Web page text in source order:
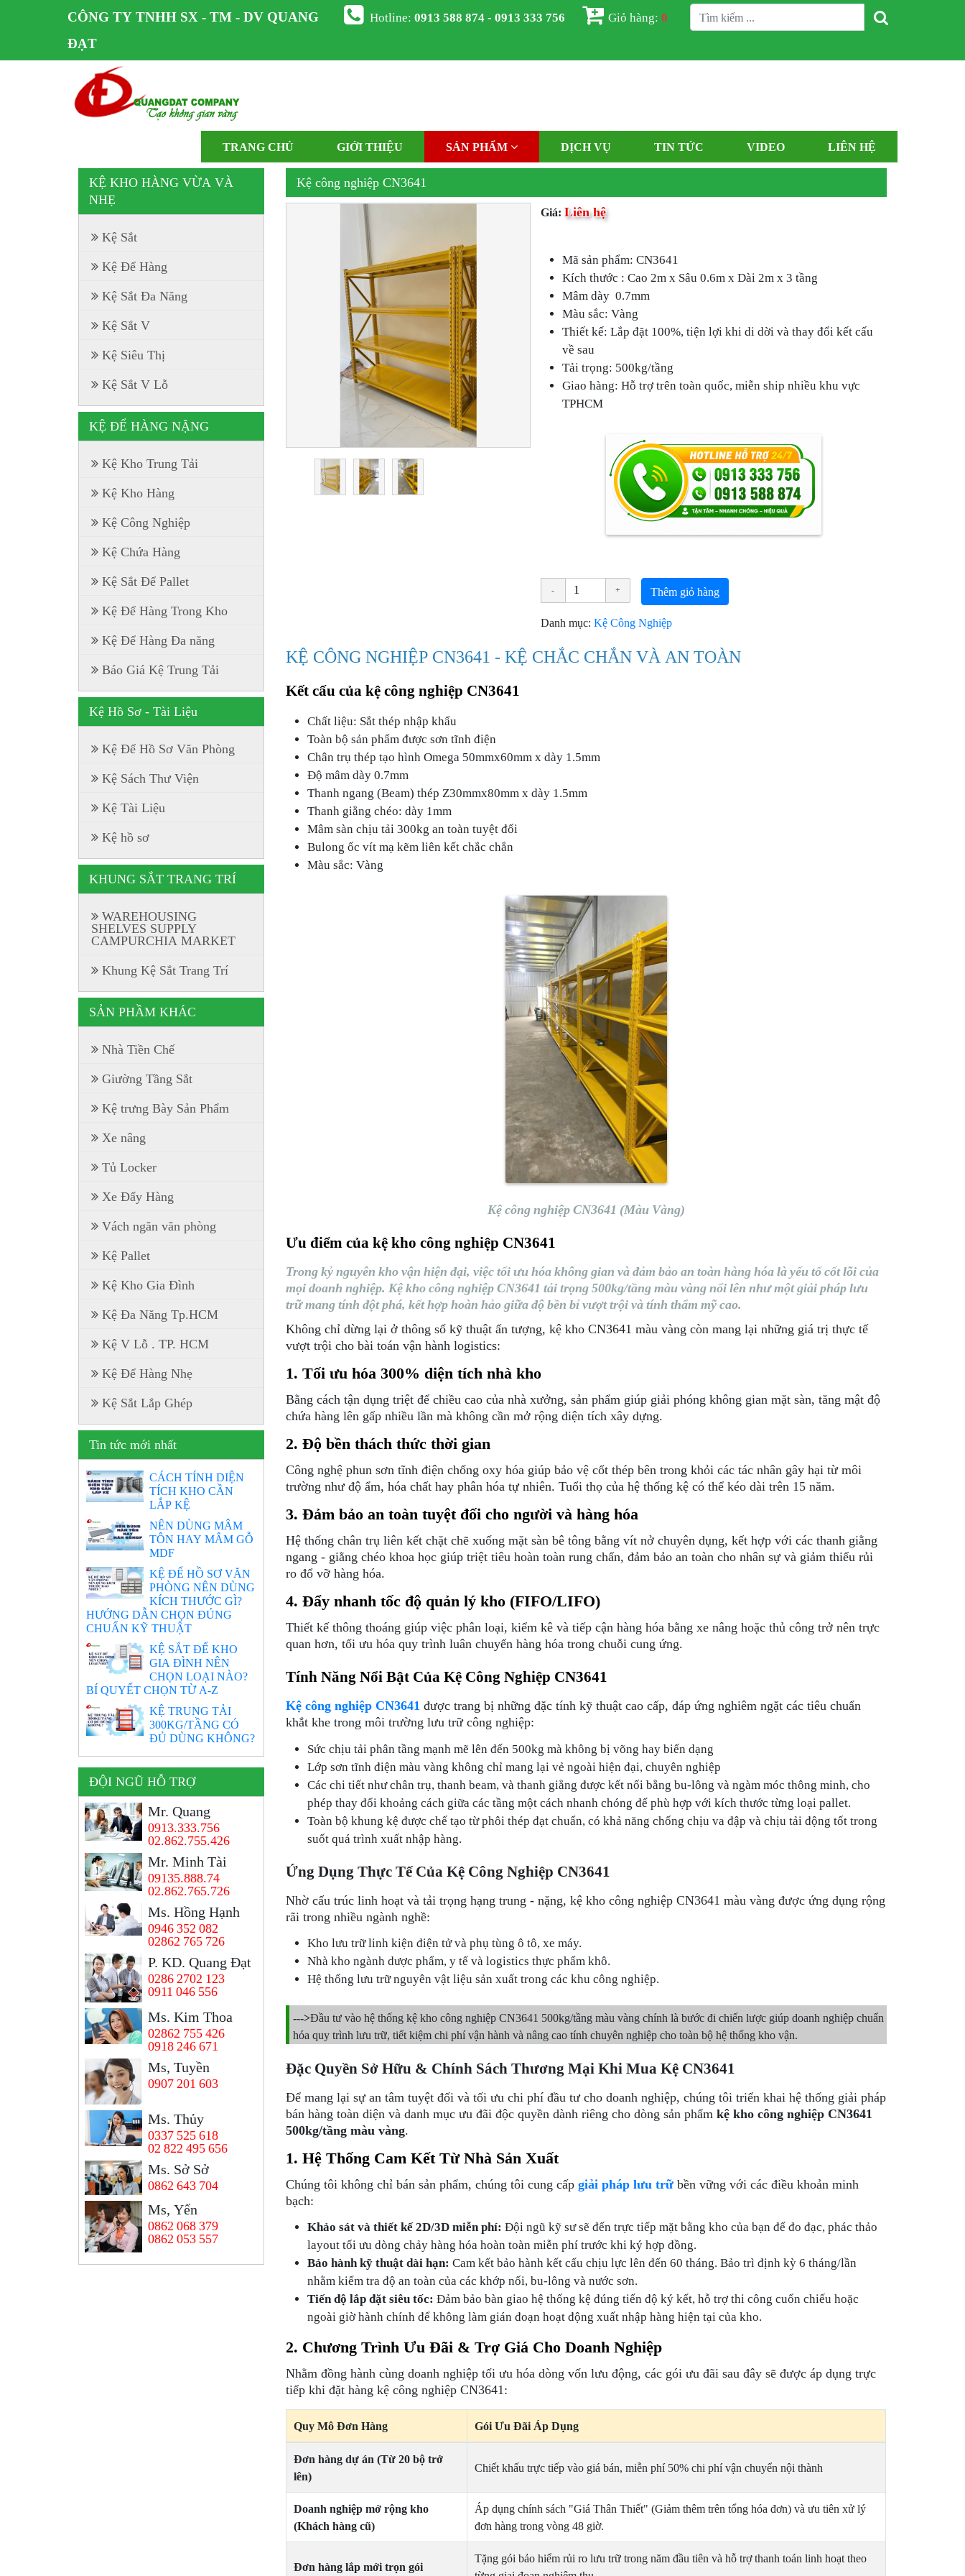
CÔNG TY TNHH SX - TM - DV QUANG
ĐẠT
Hotline:0913 588 874 - 0913 333 756 Giỏ hàng:0
TRANG CHỦ GIỚI THIỆU SẢN PHẨM DỊCH VỤ TIN TỨC VIDEO LIÊN HỆ
Kệ công nghiệp CN3641
Giá: Liên hệ
Mã sản phẩm: CN3641
Kích thước : Cao 2m x Sâu 0.6m x Dài 2m x 3 tầng
Mâm dày 0.7mm
Màu sắc: Vàng
Thiết kế: Lắp đặt 100%, tiện lợi khi di dời và thay đổi kết cấu
về sau
Tải trọng: 500kg/tầng
Giao hàng: Hỗ trợ trên toàn quốc, miễn ship nhiều khu vực
TPHCM
Thêm giỏ hàng
Danh mục: Kệ Công Nghiệp
KỆ CÔNG NGHIỆP CN3641 - KỆ CHẮC CHẮN VÀ AN TOÀN
Kết cấu của kệ công nghiệp CN3641
Chất liệu: Sắt thép nhập khẩu
Toàn bộ sản phẩm được sơn tĩnh điện
Chân trụ thép tạo hình Omega 50mmx60mm x dày 1.5mm
Độ mâm dày 0.7mm
Thanh ngang (Beam) thép Z30mmx80mm x dày 1.5mm
Thanh giằng chéo: dày 1mm
Mâm sàn chịu tải 300kg an toàn tuyệt đối
Bulong ốc vít mạ kẽm liên kết chắc chắn
Màu sắc: Vàng
Kệ công nghiệp CN3641 (Màu Vàng)
Ưu điểm của kệ kho công nghiệp CN3641
Trong kỷ nguyên kho vận hiện đại, việc tối ưu hóa không gian và đảm bảo an toàn hàng hóa là yếu tố cốt lõi của
mọi doanh nghiệp. Kệ kho công nghiệp CN3641 tải trọng 500kg/tầng màu vàng nổi lên như một giải pháp lưu
trữ mang tính đột phá, kết hợp hoàn hảo giữa độ bền bỉ vượt trội và tính thẩm mỹ cao.
Không chỉ dừng lại ở thông số kỹ thuật ấn tượng, kệ kho CN3641 màu vàng còn mang lại những giá trị thực tế
vượt trội cho bài toán vận hành logistics:
1. Tối ưu hóa 300% diện tích nhà kho
Bằng cách tận dụng triệt để chiều cao của nhà xưởng, sản phẩm giúp giải phóng không gian mặt sàn, tăng mật độ
chứa hàng lên gấp nhiều lần mà không cần mở rộng diện tích xây dựng.
2. Độ bền thách thức thời gian
Công nghệ phun sơn tĩnh điện chống oxy hóa giúp bảo vệ cốt thép bên trong khỏi các tác nhân gây hại từ môi
trường như độ ẩm, hóa chất hay phân hóa tự nhiên. Tuổi thọ của hệ thống kệ có thể kéo dài trên 15 năm.
3. Đảm bảo an toàn tuyệt đối cho người và hàng hóa
Hệ thống chân trụ liên kết chặt chẽ xuống mặt sàn bê tông bằng vít nở chuyên dụng, kết hợp với các thanh giằng
ngang - giằng chéo khoa học giúp triệt tiêu hoàn toàn rung chấn, đảm bảo an toàn cho nhân sự và giảm thiểu rủi
ro đổ vỡ hàng hóa.
4. Đẩy nhanh tốc độ quản lý kho (FIFO/LIFO)
Thiết kế thông thoáng giúp việc phân loại, kiểm kê và tiếp cận hàng hóa bằng xe nâng hoặc thủ công trở nên trực
quan hơn, tối ưu hóa quy trình luân chuyển hàng hóa trong chuỗi cung ứng.
Tính Năng Nổi Bật Của Kệ Công Nghiệp CN3641
Kệ công nghiệp CN3641 được trang bị những đặc tính kỹ thuật cao cấp, đáp ứng nghiêm ngặt các tiêu chuẩn
khắt khe trong môi trường lưu trữ công nghiệp:
Sức chịu tải phân tầng mạnh mẽ lên đến 500kg mà không bị võng hay biến dạng
Lớp sơn tĩnh điện màu vàng không chỉ mang lại vẻ ngoài hiện đại, chuyên nghiệp
Các chi tiết như chân trụ, thanh beam, và thanh giằng được kết nối bằng bu-lông và ngàm móc thông minh, cho
phép thay đổi khoảng cách giữa các tầng một cách nhanh chóng để phù hợp với kích thước từng loại pallet.
Toàn bộ khung kệ được chế tạo từ phôi thép đạt chuẩn, có khả năng chống chịu va đập và chịu tải động tốt trong
suốt quá trình xuất nhập hàng.
Ứng Dụng Thực Tế Của Kệ Công Nghiệp CN3641
Nhờ cấu trúc linh hoạt và tải trọng hạng trung - nặng, kệ kho công nghiệp CN3641 màu vàng được ứng dụng rộng
rãi trong nhiều ngành nghề:
Kho lưu trữ linh kiện điện tử và phụ tùng ô tô, xe máy.
Nhà kho ngành dược phẩm, y tế và logistics thực phẩm khô.
Hệ thống lưu trữ nguyên vật liệu sản xuất trong các khu công nghiệp.
--->Đầu tư vào hệ thống kệ kho công nghiệp CN3641 500kg/tầng màu vàng chính là bước đi chiến lược giúp doanh nghiệp chuẩn
hóa quy trình lưu trữ, tiết kiệm chi phí vận hành và nâng cao tính chuyên nghiệp cho toàn bộ hệ thống kho vận.
Đặc Quyền Sở Hữu & Chính Sách Thương Mại Khi Mua Kệ CN3641
Để mang lại sự an tâm tuyệt đối và tối ưu chi phí đầu tư cho doanh nghiệp, chúng tôi triển khai hệ thống giải pháp
bán hàng toàn diện và danh mục ưu đãi độc quyền dành riêng cho dòng sản phẩmkệ kho công nghiệp CN3641
500kg/tầng màu vàng.
1. Hệ Thống Cam Kết Từ Nhà Sản Xuất
Chúng tôi không chỉ bán sản phẩm, chúng tôi cung cấpgiải pháp lưu trữ bền vững với các điều khoản minh
bạch:
Khảo sát và thiết kế 2D/3D miễn phí: Đội ngũ kỹ sư sẽ đến trực tiếp mặt bằng kho của bạn để đo đạc, phác thảo
layout tối ưu dòng chảy hàng hóa hoàn toàn miễn phí trước khi ký hợp đồng.
Bảo hành kỹ thuật dài hạn: Cam kết bảo hành kết cấu chịu lực lên đến 60 tháng. Bảo trì định kỳ 6 tháng/lần
nhằm kiểm tra độ an toàn của các khớp nối, bu-lông và nước sơn.
Tiến độ lắp đặt siêu tốc: Đảm bảo bàn giao hệ thống kệ đúng tiến độ ký kết, hỗ trợ thi công cuốn chiếu hoặc
ngoài giờ hành chính để không làm gián đoạn hoạt động xuất nhập hàng hiện tại của kho.
2. Chương Trình Ưu Đãi & Trợ Giá Cho Doanh Nghiệp
Nhằm đồng hành cùng doanh nghiệp tối ưu hóa dòng vốn lưu động, các gói ưu đãi sau đây sẽ được áp dụng trực
tiếp khi đặt hàng kệ công nghiệp CN3641:
Quy Mô Đơn Hàng Gói Ưu Đãi Áp Dụng
Đơn hàng dự án (Từ 20 bộ trở
lên)
Chiết khấu trực tiếp vào giá bán, miễn phí 50% chi phí vận chuyển nội thành
Doanh nghiệp mở rộng kho
(Khách hàng cũ)
Áp dụng chính sách "Giá Thân Thiết" (Giảm thêm trên tổng hóa đơn) và ưu tiên xử lý
đơn hàng trong vòng 48 giờ.
Đơn hàng lắp mới trọn gói
Tặng gói bảo hiểm rủi ro lưu trữ trong năm đầu tiên và hỗ trợ thanh toán linh hoạt theo
KỆ KHO HÀNG VỪA VÀ
NHẸ
Kệ Sắt
Kệ Để Hàng
Kệ Sắt Đa Năng
Kệ Sắt V
Kệ Siêu Thị
Kệ Sắt V Lỗ
KỆ ĐỂ HÀNG NẶNG
Kệ Kho Trung Tải
Kệ Kho Hàng
Kệ Công Nghiệp
Kệ Chứa Hàng
Kệ Sắt Để Pallet
Kệ Để Hàng Trong Kho
Kệ Để Hàng Đa năng
Báo Giá Kệ Trung Tải
Kệ Hồ Sơ - Tài Liệu
Kệ Để Hồ Sơ Văn Phòng
Kệ Sách Thư Viện
Kệ Tài Liệu
Kệ hồ sơ
KHUNG SẮT TRANG TRÍ
WAREHOUSING
SHELVES SUPPLY
CAMPURCHIA MARKET
Khung Kệ Sắt Trang Trí
SẢN PHẦM KHÁC
Nhà Tiền Chế
Giường Tầng Sắt
Kệ trưng Bày Sản Phẩm
Xe nâng
Tủ Locker
Xe Đẩy Hàng
Vách ngăn văn phòng
Kệ Pallet
Kệ Kho Gia Đình
Kệ Đa Năng Tp.HCM
Kệ V Lỗ . TP. HCM
Kệ Để Hàng Nhẹ
Kệ Sắt Lắp Ghép
Tin tức mới nhất
CÁCH TÍNH DIỆN
TÍCH KHO CẦN
LẮP KỆ
NÊN DÙNG MÂM
TÔN HAY MÂM GỖ
MDF
KỆ ĐỂ HỒ SƠ VĂN
PHÒNG NÊN DÙNG
KÍCH THƯỚC GÌ?
HƯỚNG DẪN CHỌN ĐÚNG
CHUẨN KỸ THUẬT
KỆ SẮT ĐỂ KHO
GIA ĐÌNH NÊN
CHỌN LOẠI NÀO?
BÍ QUYẾT CHỌN TỪ A-Z
KỆ TRUNG TẢI
300KG/TẦNG CÓ
ĐỦ DÙNG KHÔNG?
ĐỘI NGŨ HỖ TRỢ
Mr. Quang
0913.333.756
02.862.755.426
Mr. Minh Tài
09135.888.74
02.862.765.726
Ms. Hồng Hạnh
0946 352 082
02862 765 726
P. KD. Quang Đạt
0286 2702 123
0911 046 556
Ms. Kim Thoa
02862 755 426
0918 246 671
Ms, Tuyền
0907 201 603
Ms. Thủy
0337 525 618
02 822 495 656
Ms. Sở Sở
0862 643 704
Ms, Yến
0862 068 379
0862 053 557